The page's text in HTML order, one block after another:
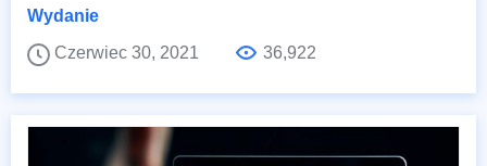
Wydanie
Czerwiec 30, 2021
36,922